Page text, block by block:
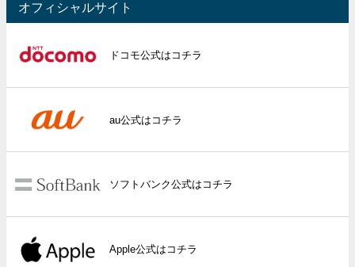
オフィシャルサイト
ドコモ公式はコチラ
au公式はコチラ
ソフトバンク公式はコチラ
Apple公式はコチラ